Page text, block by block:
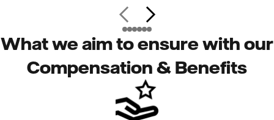
What we aim to ensure with our
Compensation & Benefits